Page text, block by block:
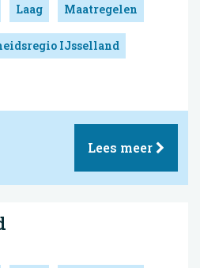
Laag Maatregelen
IJsselland
Lees meer